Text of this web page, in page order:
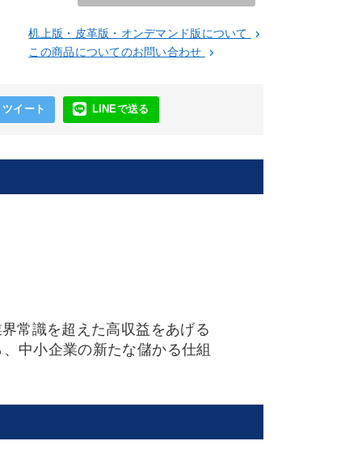
机上版・皮革版・オンデマンド版について keyboard_arrow_right
この商品についてのお問い合わせ keyboard_arrow_right
ツイート LINEで送る
常識を超えた高収益をあげる
中小企業の新たな儲かる仕組